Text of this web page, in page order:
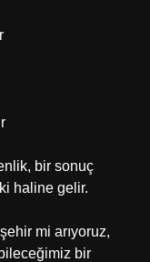
bir sonuç
haline gelir.
mi arıyoruz,
bir